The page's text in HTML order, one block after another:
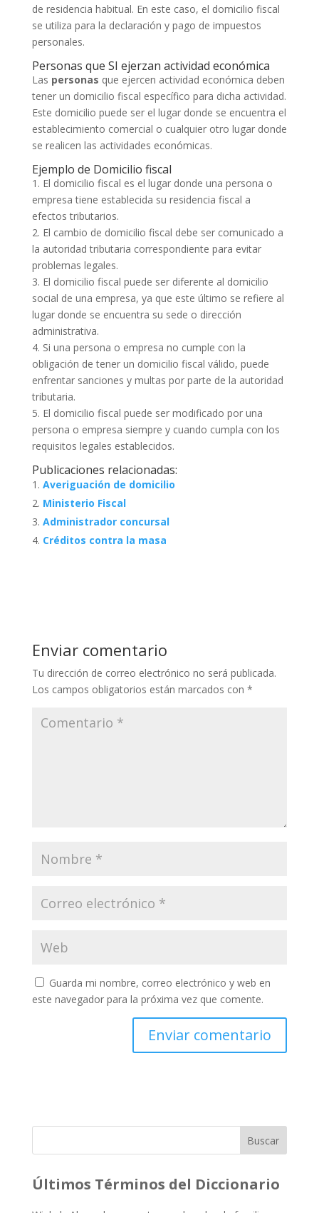
de residencia habitual. En este caso, el domicilio fiscal
se utiliza para la declaración y pago de impuestos
personales.
Personas que SI ejerzan actividad económica
Las personas que ejercen actividad económica deben
tener un domicilio fiscal específico para dicha actividad.
Este domicilio puede ser el lugar donde se encuentra el
establecimiento comercial o cualquier otro lugar donde
se realicen las actividades económicas.
Ejemplo de Domicilio fiscal
1. El domicilio fiscal es el lugar donde una persona o
empresa tiene establecida su residencia fiscal a
efectos tributarios.
2. El cambio de domicilio fiscal debe ser comunicado a
la autoridad tributaria correspondiente para evitar
problemas legales.
3. El domicilio fiscal puede ser diferente al domicilio
social de una empresa, ya que este último se refiere al
lugar donde se encuentra su sede o dirección
administrativa.
4. Si una persona o empresa no cumple con la
obligación de tener un domicilio fiscal válido, puede
enfrentar sanciones y multas por parte de la autoridad
tributaria.
5. El domicilio fiscal puede ser modificado por una
persona o empresa siempre y cuando cumpla con los
requisitos legales establecidos.
Publicaciones relacionadas:
Averiguación de domicilio
Ministerio Fiscal
Administrador concursal
Créditos contra la masa
Enviar comentario
Tu dirección de correo electrónico no será publicada.
Los campos obligatorios están marcados con *
Guarda mi nombre, correo electrónico y web en
este navegador para la próxima vez que comente.
Buscar
Últimos Términos del Diccionario